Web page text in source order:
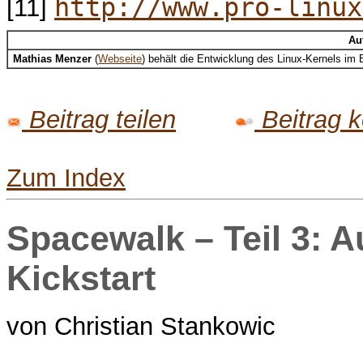
[11] http://www.pro-
Mathias Menzer (Webseite) behält die Entwicklung des Linux-Kernels im
Beitrag teilen Beitrag
Zum Index
Spacewalk – Teil 3:
Kickstart
von Christian Stankowic